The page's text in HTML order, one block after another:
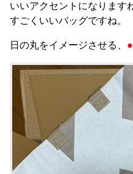
いいアクセントになります
すごくいいバッグですね。
日の丸をイメージさせる、 ●